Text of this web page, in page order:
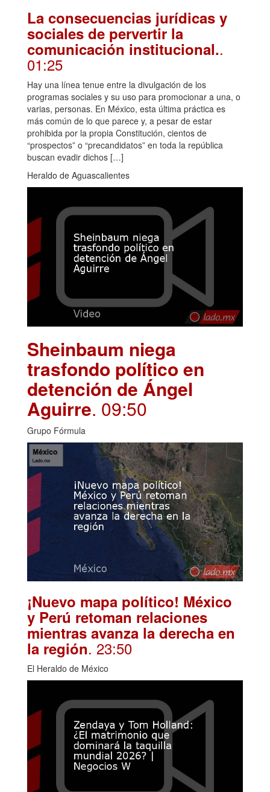
La consecuencias jurídicas y
sociales de pervertir la
comunicación institucional..
01:25
Hay una línea tenue entre la divulgación de los
programas sociales y su uso para promocionar a una, o
varias, personas. En México, esta última práctica es
más común de lo que parece y, a pesar de estar
prohibida por la propia Constitución, cientos de
“prospectos” o “precandidatos” en toda la república
buscan evadir dichos […]
Heraldo de Aguascalientes
Sheinbaum niega
trasfondo político en
detención de Ángel
Aguirre. 09:50
Grupo Fórmula
¡Nuevo mapa político! México
y Perú retoman relaciones
mientras avanza la derecha en
la región. 23:50
El Heraldo de México